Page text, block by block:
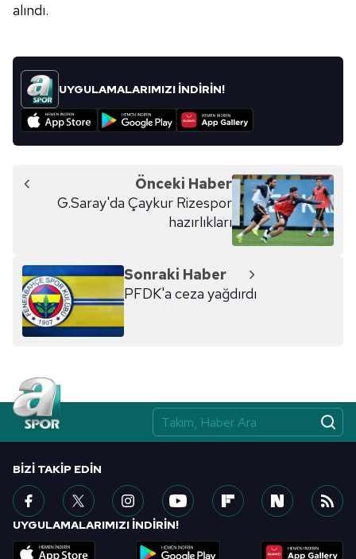
alındı.
UYGULAMALARIMIZI İNDİRİN!
Önceki Haber
G.Saray'da Çaykur Rizespor
hazırlıkları
Sonraki Haber
PFDK'a ceza yağdırdı
BIZI TAKIP EDIN
UYGULAMALARIMIZI İNDİRİN!